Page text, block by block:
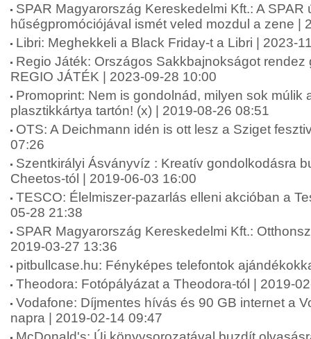
SPAR Magyarország Kereskedelmi Kft.: A SPAR
hűségpromóciójával ismét veled mozdul a zene |
Libri: Meghekkeli a Black Friday-t a Libri | 2023-
Regio Játék: Országos Sakkbajnokságot rendez
REGIO JÁTÉK | 2023-09-28 10:00
Promoprint: Nem is gondolnád, milyen sok múlik
plasztikkártya tartón! (x) | 2019-08-26 08:51
OTS: A Deichmann idén is ott lesz a Sziget
07:26
Szentkirályi Ásványvíz : Kreatív gondolkodásra
Cheetos-tól | 2019-06-03 16:00
TESCO: Élelmiszer-pazarlás elleni akcióban a
05-28 21:38
SPAR Magyarország Kereskedelmi Kft.:
2019-03-27 13:36
pitbullcase.hu: Fényképes telefontok
Theodora: Fotópályázat a Theodora-tól | 2019-
Vodafone: Díjmentes hívás és 90 GB internet a
napra | 2019-02-14 09:47